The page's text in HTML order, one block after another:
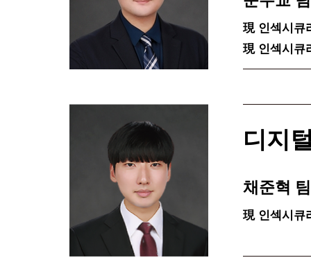
現 인섹시큐
現 인섹시큐
디지
채준혁
現 인섹시큐